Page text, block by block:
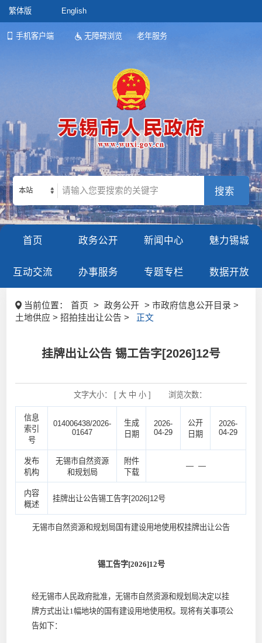
繁体版 English
手机客户端 无障碍浏览 老年服务
本站
首页 政务公开 新闻中心 魅力锡城
互动交流 办事服务 专题专栏 数据开放
当前位置： 首页 > 政务公开
> 市政府信息公开目录 >
土地供应 > 招拍挂出让公告 >
正文
挂牌出让公告 锡工告字[2026]12号
文字大小： [ 大 中 小] 浏览次数：
信息
索引
号
014006438/2026-
01647
生成
日期
2026-
04-29
公开
日期
2026-
04-29
发布
机构
无锡市自然资源
和规划局
附件
下载
— —
内容
概述
挂牌出让公告锡工告字[2026]12号
无锡市自然资源和规划局国有建设用地使用权挂牌出让公告
锡工告字[2026]12号
经无锡市人民政府批准，无锡市自然资源和规划局决定以挂
牌方式出让1幅地块的国有建设用地使用权。现将有关事项公
告如下：